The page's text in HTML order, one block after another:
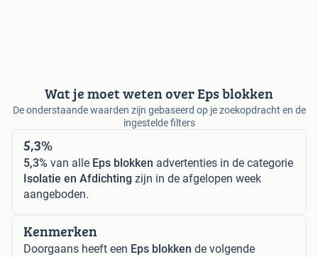
Wat je moet weten over Eps blokken
De onderstaande waarden zijn gebaseerd op je zoekopdracht en de
ingestelde filters
5,3%
5,3% van alle Eps blokken advertenties in de categorie
Isolatie en Afdichting zijn in de afgelopen week
aangeboden.
Kenmerken
Doorgaans heeft een Eps blokken de volgende